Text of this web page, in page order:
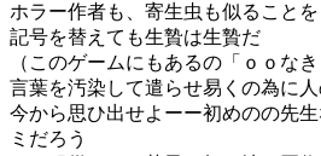
ホラー作者も、寄生虫も似ることを
記号を替えても生贄は生贄だ
（このゲームにもあるの「ｏｏな
言葉を汚染して遣らせ易くの為に
今から思ひ出せよーー初めのの先
ミだろう